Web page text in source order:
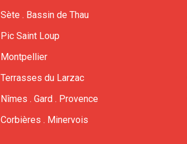
Sète . Bassin de Thau
Pic Saint Loup
Montpellier
Terrasses du Larzac
Nîmes . Gard . Provence
Corbières . Minervois